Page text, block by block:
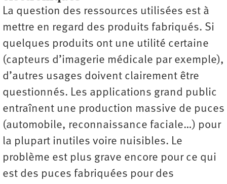
La question des ressources utilisées est à
mettre en regard des produits fabriqués. Si
quelques produits ont une utilité certaine
(capteurs d’imagerie médicale par exemple),
d’autres usages doivent clairement être
questionnés. Les applications grand public
entraînent une production massive de puces
(automobile, reconnaissance faciale…) pour
la plupart inutiles voire nuisibles. Le
problème est plus grave encore pour ce qui
est des puces fabriquées pour des